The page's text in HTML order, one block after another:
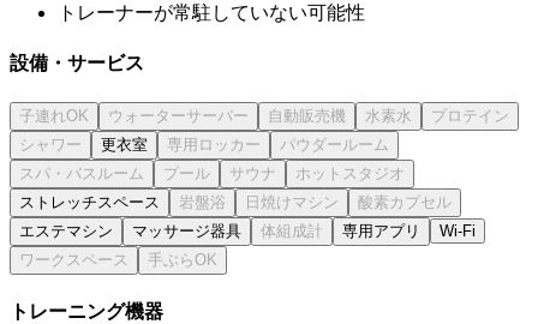
トレーナーが常駐していない可能性
設備・サービス
更衣室
ストレッチスペース
エステマシン
マッサージ器具 専用アプリ Wi-Fi
トレーニング機器